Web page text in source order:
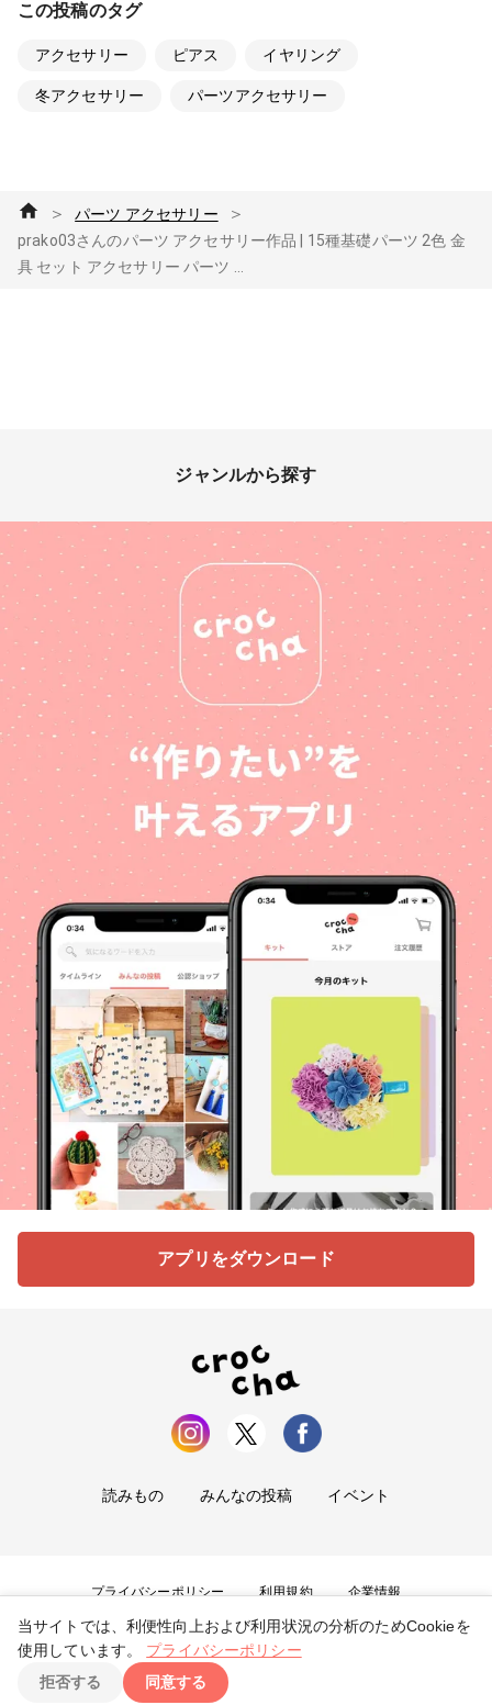
この投稿のタグ
アクセサリー ピアス イヤリング
冬アクセサリー パーツアクセサリー
＞ パーツ アクセサリー ＞
prako03さんのパーツ アクセサリー作品 | 15種基礎パーツ 2色 金
具 セット アクセサリー パーツ ...
ジャンルから探す
アプリをダウンロード
読みもの みんなの投稿 イベント
プライバシーポリシー 利用規約 企業情報
お問い合わせ
Copyright ©2026tryangle Co., Ltd. All Rights Reserved.
当サイトでは、利便性向上および利用状況の分析のためCookieを
使用しています。
プライバシーポリシー
拒否する
同意する